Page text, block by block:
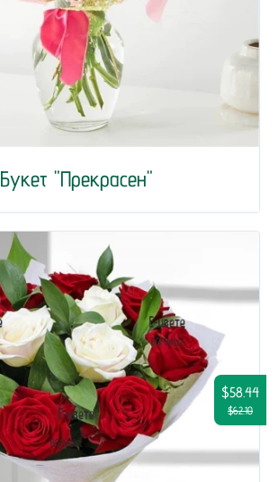
Букет "Прекрасен"
$58.44
$62.10